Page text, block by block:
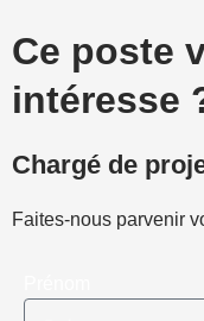
Ce poste
intéresse
Chargé de
Faites-nous parvenir